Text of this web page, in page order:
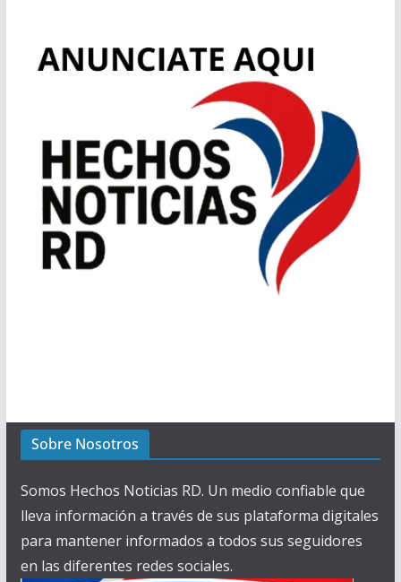
Sobre Nosotros
Somos Hechos Noticias RD. Un medio confiable que
lleva información a través de sus plataforma digitales
para mantener informados a todos sus seguidores
en las diferentes redes sociales.